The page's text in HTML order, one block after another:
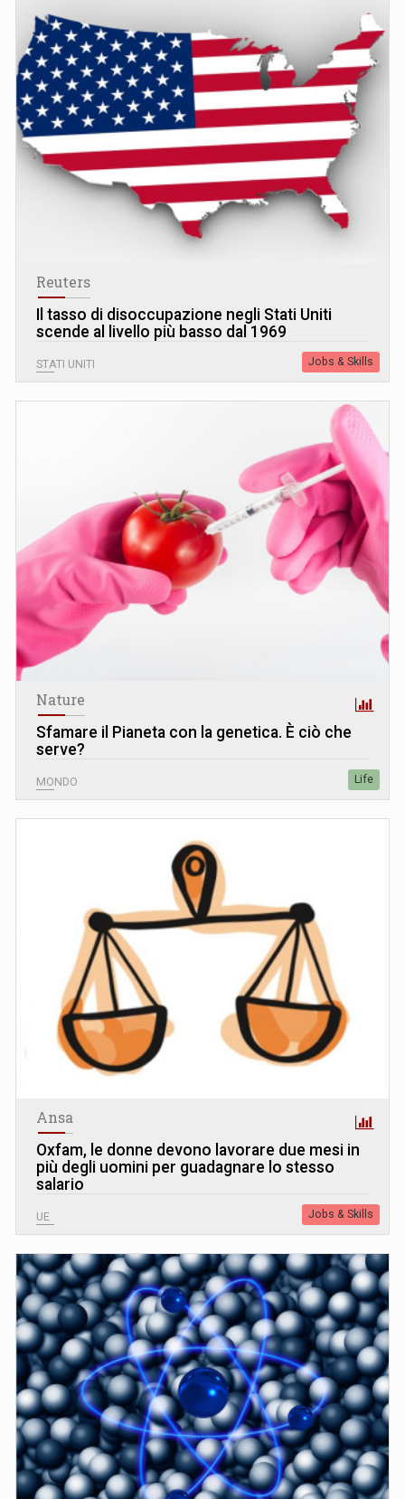
Reuters
Il tasso di disoccupazione negli Stati Uniti
scende al livello più basso dal 1969
STATI UNITI Jobs & Skills
Nature
Sfamare il Pianeta con la genetica. È ciò che
serve?
MONDO Life
Ansa
Oxfam, le donne devono lavorare due mesi in
più degli uomini per guadagnare lo stesso
salario
UE Jobs & Skills